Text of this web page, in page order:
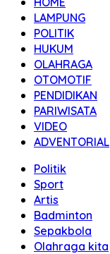
LAMPUNG
POLITIK
HUKUM
OLAHRAGA
OTOMOTIF
PENDIDIKAN
PARIWISATA
VIDEO
ADVENTORIAL
Politik
Sport
Artis
Badminton
Sepakbola
Olahraga kita